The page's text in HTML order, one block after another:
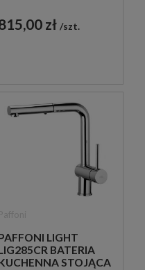
CZARNAzł szt.
LIGHT
BATERIA
STOJĄCA